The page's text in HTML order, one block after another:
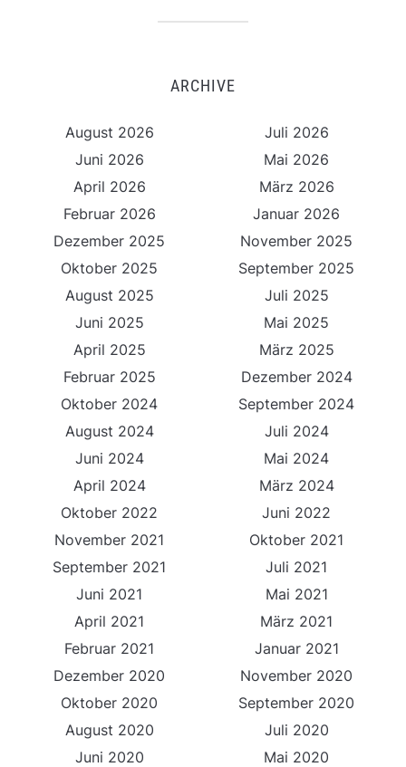
ARCHIVE
August 2026
Juli 2026
Juni 2026
Mai 2026
April 2026
März 2026
Februar 2026
Januar 2026
Dezember 2025
November 2025
Oktober 2025
September 2025
August 2025
Juli 2025
Juni 2025
Mai 2025
April 2025
März 2025
Februar 2025
Dezember 2024
Oktober 2024
September 2024
August 2024
Juli 2024
Juni 2024
Mai 2024
April 2024
März 2024
Oktober 2022
Juni 2022
November 2021
Oktober 2021
September 2021
Juli 2021
Juni 2021
Mai 2021
April 2021
März 2021
Februar 2021
Januar 2021
Dezember 2020
November 2020
Oktober 2020
September 2020
August 2020
Juli 2020
Juni 2020
Mai 2020